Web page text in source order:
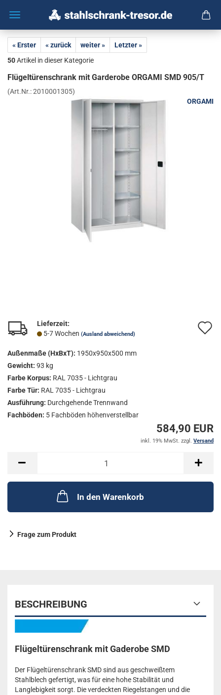
« Erster « zurück weiter »
Letzter »
50Artikel in dieser Kategorie
Flü­gel­tü­ren­schrank mit Gar­de­ro­be OR­GA­MI SMD 905/T
(Art.Nr.:2010001305)
ORGAMI
Lieferzeit:
5-7 Wochen (Ausland abweichend)
Außenmaße (HxBxT): 1950x950x500 mm
Gewicht: 93 kg
Farbe Korpus: RAL 7035 - Lichtgrau
Farbe Tür: RAL 7035 - Lichtgrau
Ausführung: Durchgehende Trennwand
Fachböden: 5 Fachböden höhenverstellbar
584,90 EUR
inkl. 19% MwSt. zzgl. Versand
In den Warenkorb
Frage zum Produkt
BESCHREIBUNG
Flügeltürenschrank mit Gaderobe SMD
Der Flügeltürenschrank SMD sind aus geschweißtem
Stahlblech gefertigt, was für eine hohe Stabilität und
Langlebigkeit sorgt. Die verdeckten Riegelstangen und die